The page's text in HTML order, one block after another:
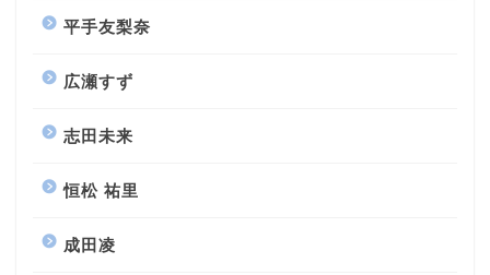
平手友梨奈
広瀬すず
志田未来
恒松 祐里
成田凌